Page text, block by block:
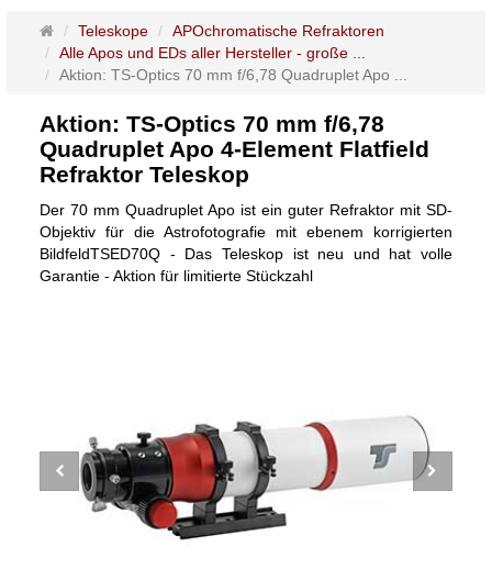
Startseite
Teleskope
APOchromatische Refraktoren
Alle Apos und EDs aller Hersteller - große ...
Aktion: TS-Optics 70 mm f/6,78 Quadruplet Apo ...
Aktion: TS-Optics 70 mm f/6,78
Quadruplet Apo 4-Element Flatfield
Refraktor Teleskop
Der 70 mm Quadruplet Apo ist ein guter Refraktor mit SD-
Objektiv für die Astrofotografie mit ebenem korrigierten
BildfeldTSED70Q - Das Teleskop ist neu und hat volle
Garantie - Aktion für limitierte Stückzahl